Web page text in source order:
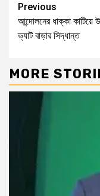
Previous
আন্দোলনের ধাক্কা কাটিয়ে
ভ্যাট বাড়ার সিদ্ধান্ত
MORE